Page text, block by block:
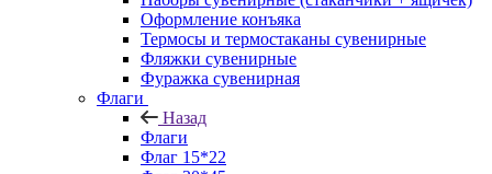
Оформление конъяка
Термосы и термостаканы сувенирные
Фляжки сувенирные
Фуражка сувенирная
Флаги
Назад
Флаги
Флаг 15*22